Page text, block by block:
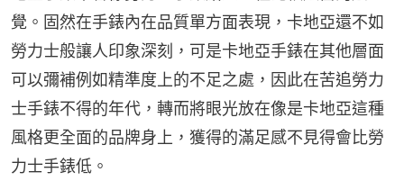
覺。固然在手錶內在品質單方面表現，卡地亞還不如
勞力士般讓人印象深刻，可是卡地亞手錶在其他層面
可以彌補例如精準度上的不足之處，因此在苦追勞力
士手錶不得的年代，轉而將眼光放在像是卡地亞這種
風格更全面的品牌身上，獲得的滿足感不見得會比勞
力士手錶低。